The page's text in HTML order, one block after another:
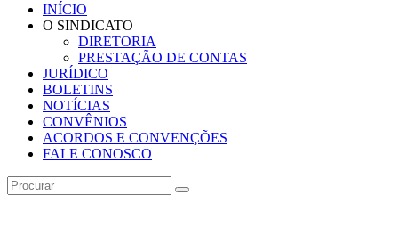
INÍCIO
O SINDICATO
DIRETORIA
PRESTAÇÃO DE CONTAS
JURÍDICO
BOLETINS
NOTÍCIAS
CONVÊNIOS
ACORDOS E CONVENÇÕES
FALE CONOSCO